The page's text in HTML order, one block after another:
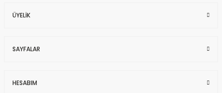
Son 24 saat içinde
ÜYELİK
SAYFALAR
HESABIM